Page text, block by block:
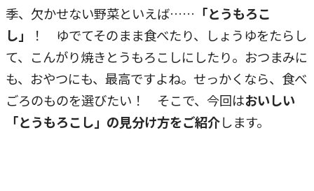
季、欠かせない野菜といえば…… 「とうもろこ
し」
！ ゆでてそのまま食べたり、しょうゆをたらし
て、こんがり焼きとうもろこしにしたり。おつまみに
も、おやつにも、最高ですよね。せっかくなら、食べ
ごろのものを選びたい！ そこで、今回はおいしい
「とうもろこし」の見分け方をご紹介します。